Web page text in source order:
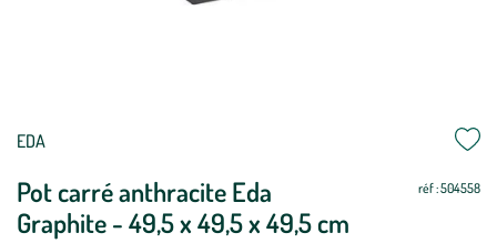
EDA
Pot carré anthracite Eda
Graphite - 49,5 x 49,5 x 49,5 cm
réf : 504558